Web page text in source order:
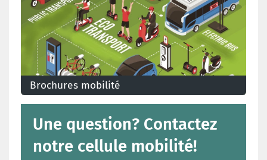
Brochures mobilité
Une question? Contactez
notre cellule mobilité!